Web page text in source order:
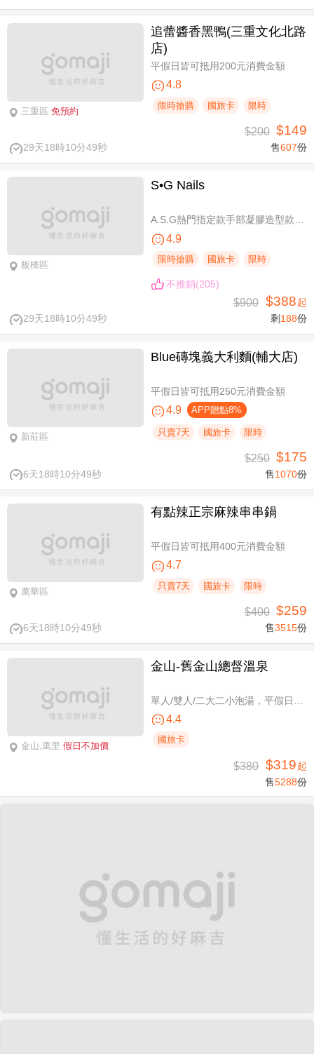
三重區 免預約
追蕾醬香黑鴨(三重文化北路
店)
平假日皆可抵用200元消費金額
4.8
限時搶購 國旅卡 限時
29天18時10分49秒
$200 $149
售607份
板橋區
S•G Nails
A.S.G熱門指定款手部凝膠造型款110選1+輕保養(款式不定期更換，可換色) / B.約會過節好心情S.G 風格系-足部凝膠造型款110選1+輕保養(款式不定期更換，可換色) / C.簡簡單單好穿搭！手部凝膠上色+輕保養 / D.脫掉襪子不尷尬！足部凝膠上色+輕保養
4.9
限時搶購 國旅卡 限時
不推銷(205)
29天18時10分49秒
$900 $388起
剩 188份
新莊區
Blue磚塊義大利麵(輔大店)
平假日皆可抵用250元消費金額
4.9 APP贈點8%
只賣7天 國旅卡 限時
6天18時10分49秒
$250 $175
售1070份
萬華區
有點辣正宗麻辣串串鍋
平假日皆可抵用400元消費金額
4.7
只賣7天 國旅卡 限時
6天18時10分49秒
$400 $259
售3515份
金山,萬里 假日不加價
金山-舊金山總督溫泉
4.4
國旅卡
$380 $319起
售5288份